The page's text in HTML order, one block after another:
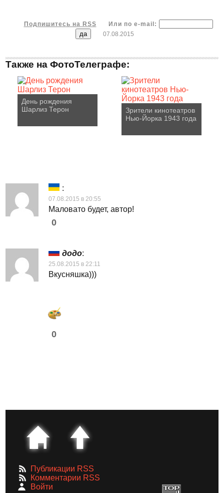
Подпишитесь на RSS
Или по e-mail:
07.08.2015
Также на ФотоТелеграфе:
День рождения
Шарлиз Терон
Зрители кинотеатров
Нью-Йорка 1943 года
:
07.08.2015 в 20:55
Маловато будет, автор!
0
додо:
25.08.2015 в 22:11
Вкусняшка)))
0
Публикации RSS
Комментарии RSS
Войти